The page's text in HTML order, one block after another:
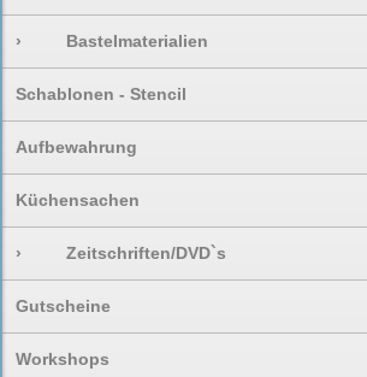
› Bastelmaterialien
Schablonen - Stencil
Aufbewahrung
Küchensachen
› Zeitschriften/DVD`s
Gutscheine
Workshops